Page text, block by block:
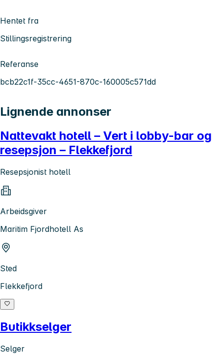
Hentet fra
Stillingsregistrering
Referanse
bcb22c1f-35cc-4651-870c-160005c571dd
Lignende annonser
Nattevakt hotell – Vert i lobby-bar og
resepsjon – Flekkefjord
Resepsjonist hotell
Arbeidsgiver
Maritim Fjordhotell As
Sted
Flekkefjord
Butikkselger
Selger